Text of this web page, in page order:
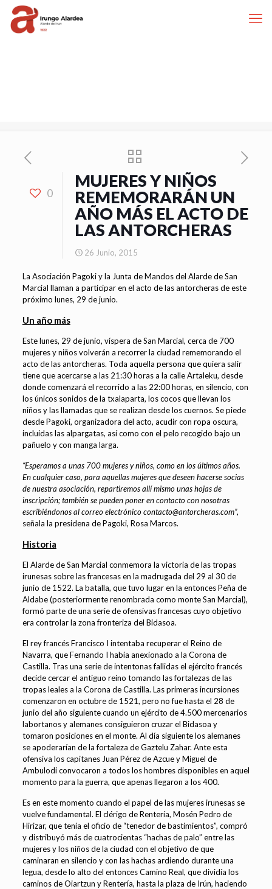
0
MUJERES Y NIÑOS
REMEMORARÁN UN
AÑO MÁS EL ACTO DE
LAS ANTORCHERAS
26 Junio, 2015
La Asociación Pagoki y la Junta de Mandos del Alarde de San
Marcial llaman a participar en el acto de las antorcheras de este
próximo lunes, 29 de junio.
Un año más
Este lunes, 29 de junio, víspera de San Marcial, cerca de 700
mujeres y niños volverán a recorrer la ciudad rememorando el
acto de las antorcheras. Toda aquella persona que quiera salir
tiene que acercarse a las 21:30 horas a la calle Artaleku, desde
donde comenzará el recorrido a las 22:00 horas, en silencio, con
los únicos sonidos de la txalaparta, los cocos que llevan los
niños y las llamadas que se realizan desde los cuernos. Se piede
desde Pagoki, organizadora del acto, acudir con ropa oscura,
incluidas las alpargatas, así como con el pelo recogido bajo un
pañuelo y con manga larga.
“Esperamos a unas 700 mujeres y niños, como en los últimos años.
En cualquier caso, para aquellas mujeres que deseen hacerse socias
de nuestra asociación, repartiremos allí mismo unas hojas de
inscripción; también se pueden poner en contacto con nosotras
escribiéndonos al correo electrónicocontacto@antorcheras.com”,
señala la presidena de Pagoki, Rosa Marcos.
Historia
El Alarde de San Marcial conmemora la victoria de las tropas
irunesas sobre las francesas en la madrugada del 29 al 30 de
junio de 1522. La batalla, que tuvo lugar en la entonces Peña de
Aldabe (posteriormente renombrada como monte San Marcial),
formó parte de una serie de ofensivas francesas cuyo objetivo
era controlar la zona fronteriza del Bidasoa.
El rey francés Francisco I intentaba recuperar el Reino de
Navarra, que Fernando I había anexionado a la Corona de
Castilla. Tras una serie de intentonas fallidas el ejército francés
decide cercar el antiguo reino tomando las fortalezas de las
tropas leales a la Corona de Castilla. Las primeras incursiones
comenzaron en octubre de 1521, pero no fue hasta el 28 de
junio del año siguiente cuando un ejército de 4.500 mercenarios
labortanos y alemanes consiguieron cruzar el Bidasoa y
tomaron posiciones en el monte. Al día siguiente los alemanes
se apoderarían de la fortaleza de Gaztelu Zahar. Ante esta
ofensiva los capitanes Juan Pérez de Azcue y Miguel de
Ambulodi convocaron a todos los hombres disponibles en aquel
momento para la guerra, que apenas llegaron a los 400.
Es en este momento cuando el papel de las mujeres irunesas se
vuelve fundamental. El clérigo de Rentería, Mosén Pedro de
Hirizar, que tenía el oficio de “tenedor de bastimientos”, compró
y distribuyó más de cuatrocientas “hachas de palo” entre las
mujeres y los niños de la ciudad con el objetivo de que
caminaran en silencio y con las hachas ardiendo durante una
legua, desde lo alto del entonces Camino Real, que dividía los
caminos de Oiartzun y Rentería, hasta la plaza de Irún, haciendo